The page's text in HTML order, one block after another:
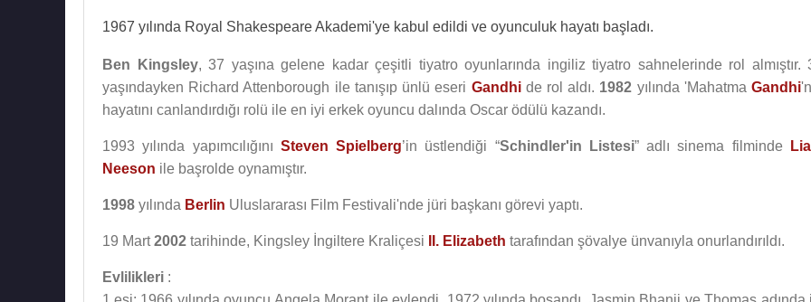
1967 yılında Royal Shakespeare Akademi'ye kabul edildi ve oyunculuk hayatı başladı.
Ben Kingsley, 37 yaşına gelene kadar çeşitli tiyatro oyunlarında ingiliz tiyatro sahnelerinde rol almıştır.
yaşındayken Richard Attenborough ile tanışıp ünlü eseri Gandhide rol aldı. 1982 yılında 'MahatmaGandhi
hayatını canlandırdığı rolü ile en iyi erkek oyuncu dalında Oscar ödülü kazandı.
1993 yılında yapımcılığını Steven Spielberg’in üstlendiği “Schindler'in Listesi” adlı sinema filminde
Neeson ile başrolde oynamıştır.
1998 yılında Berlin Uluslararası Film Festivali'nde jüri başkanı görevi yaptı.
19 Mart2002 tarihinde, Kingsley İngiltere Kraliçesi II. Elizabeth tarafından şövalye ünvanıyla onurlandırıldı.
Evlilikleri :